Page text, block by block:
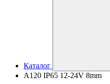
Каталог
A120 IP65 12-24V 8mm